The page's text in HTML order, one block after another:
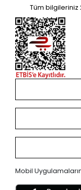
Tüm bilgileriniz
Mobil